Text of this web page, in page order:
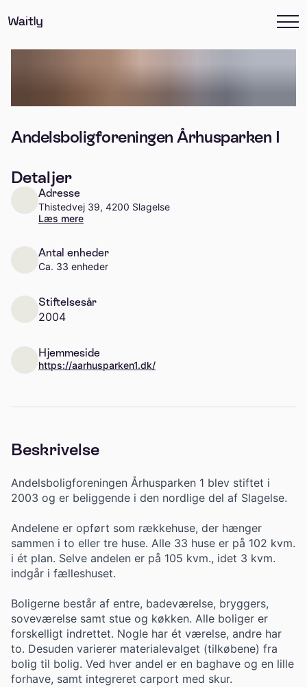
Andelsboligforeningen Århusparken I
Detaljer
Adresse
Thistedvej 39, 4200 Slagelse
Læs mere
Antal enheder
Ca. 33 enheder
Stiftelsesår
2004
Hjemmeside
https://aarhusparken1.dk/
Beskrivelse
Andelsboligforeningen Århusparken 1 blev stiftet i
2003 og er beliggende i den nordlige del af Slagelse.
Andelene er opført som rækkehuse, der hænger
sammen i to eller tre huse. Alle 33 huse er på 102 kvm.
i ét plan. Selve andelen er på 105 kvm., idet 3 kvm.
indgår i fælleshuset.
Boligerne består af entre, badeværelse, bryggers,
soveværelse samt stue og køkken. Alle boliger er
forskelligt indrettet. Nogle har ét værelse, andre har
to. Desuden varierer materialevalget (tilkøbene) fra
bolig til bolig. Ved hver andel er en baghave og en lille
forhave, samt integreret carport med skur.